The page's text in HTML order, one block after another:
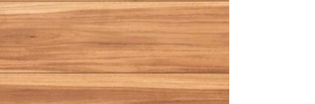
werkend gastheer/-vrouw
kok (25182), 1e Medewerker
ondernemer horeca (25184)
bieden wij:
werkfamilie